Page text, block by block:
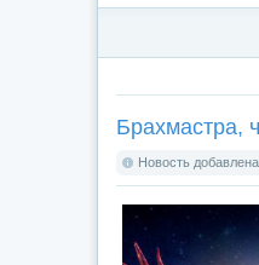
Брахмастра,
Новость